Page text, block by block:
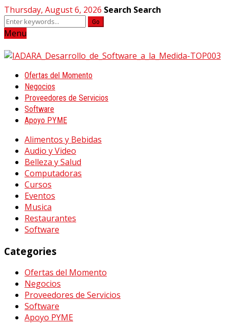
Thursday, August 6, 2026 Search Search
Go
Menu
Ofertas del Momento
Negocios
Proveedores de Servicios
Software
Apoyo PYME
Alimentos y Bebidas
Audio y Video
Belleza y Salud
Computadoras
Cursos
Eventos
Musica
Restaurantes
Software
Categories
Ofertas del Momento
Negocios
Proveedores de Servicios
Software
Apoyo PYME